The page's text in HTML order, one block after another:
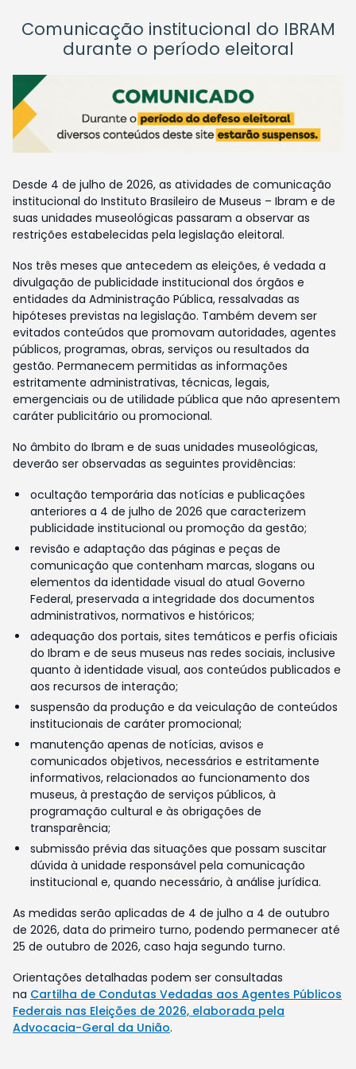
Comunicação institucional do IBRAM
durante o período eleitoral
Desde 4 de julho de 2026, as atividades de comunicação
institucional do Instituto Brasileiro de Museus – Ibram e de
suas unidades museológicas passaram a observar as
restrições estabelecidas pela legislação eleitoral.
Nos três meses que antecedem as eleições, é vedada a
divulgação de publicidade institucional dos órgãos e
entidades da Administração Pública, ressalvadas as
hipóteses previstas na legislação. Também devem ser
evitados conteúdos que promovam autoridades, agentes
públicos, programas, obras, serviços ou resultados da
gestão. Permanecem permitidas as informações
estritamente administrativas, técnicas, legais,
emergenciais ou de utilidade pública que não apresentem
caráter publicitário ou promocional.
No âmbito do Ibram e de suas unidades museológicas,
deverão ser observadas as seguintes providências:
ocultação temporária das notícias e publicações
anteriores a 4 de julho de 2026 que caracterizem
publicidade institucional ou promoção da gestão;
revisão e adaptação das páginas e peças de
comunicação que contenham marcas, slogans ou
elementos da identidade visual do atual Governo
Federal, preservada a integridade dos documentos
administrativos, normativos e históricos;
adequação dos portais, sites temáticos e perfis oficiais
do Ibram e de seus museus nas redes sociais, inclusive
quanto à identidade visual, aos conteúdos publicados e
aos recursos de interação;
suspensão da produção e da veiculação de conteúdos
institucionais de caráter promocional;
manutenção apenas de notícias, avisos e
comunicados objetivos, necessários e estritamente
informativos, relacionados ao funcionamento dos
museus, à prestação de serviços públicos, à
programação cultural e às obrigações de
transparência;
submissão prévia das situações que possam suscitar
dúvida à unidade responsável pela comunicação
institucional e, quando necessário, à análise jurídica.
As medidas serão aplicadas de 4 de julho a 4 de outubro
de 2026, data do primeiro turno, podendo permanecer até
25 de outubro de 2026, caso haja segundo turno.
Orientações detalhadas podem ser consultadas
na Cartilha de Condutas Vedadas aos Agentes Públicos
Federais nas Eleições de 2026, elaborada pela
Advocacia-Geral da União.